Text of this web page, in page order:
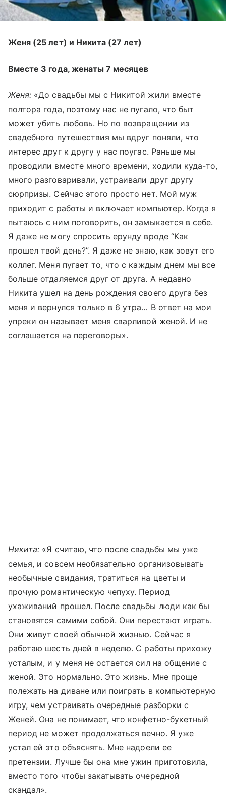
Женя (25 лет) и Никита (27 лет)
Вместе 3 года, женаты 7 месяцев
Женя: «До свадьбы мы с Никитой жили вместе
полтора года, поэтому нас не пугало, что быт
может убить любовь. Но по возвращении из
свадебного путешествия мы вдруг поняли, что
интерес друг к другу у нас поугас. Раньше мы
проводили вместе много времени, ходили куда-то,
много разговаривали, устраивали друг другу
сюрпризы. Сейчас этого просто нет. Мой муж
приходит с работы и включает компьютер. Когда я
пытаюсь с ним поговорить, он замыкается в себе.
Я даже не могу спросить ерунду вроде “Как
прошел твой день?”. Я даже не знаю, как зовут его
коллег. Меня пугает то, что с каждым днем мы все
больше отдаляемся друг от друга. А недавно
Никита ушел на день рождения своего друга без
меня и вернулся только в 6 утра… В ответ на мои
упреки он называет меня сварливой женой. И не
соглашается на переговоры».
Никита: «Я считаю, что после свадьбы мы уже
семья, и совсем необязательно организовывать
необычные свидания, тратиться на цветы и
прочую романтическую чепуху. Период
ухаживаний прошел. После свадьбы люди как бы
становятся самими собой. Они перестают играть.
Они живут своей обычной жизнью. Сейчас я
работаю шесть дней в неделю. С работы прихожу
усталым, и у меня не остается сил на общение с
женой. Это нормально. Это жизнь. Мне проще
полежать на диване или поиграть в компьютерную
игру, чем устраивать очередные разборки с
Женей. Она не понимает, что конфетно-букетный
период не может продолжаться вечно. Я уже
устал ей это объяснять. Мне надоели ее
претензии. Лучше бы она мне ужин приготовила,
вместо того чтобы закатывать очередной
скандал».